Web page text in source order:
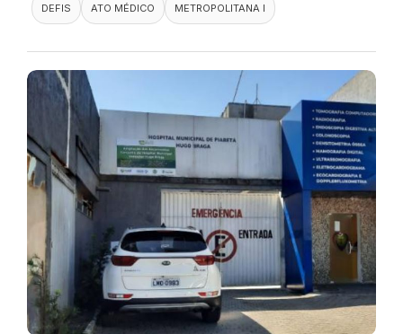
DEFIS
ATO MÉDICO METROPOLITANA I